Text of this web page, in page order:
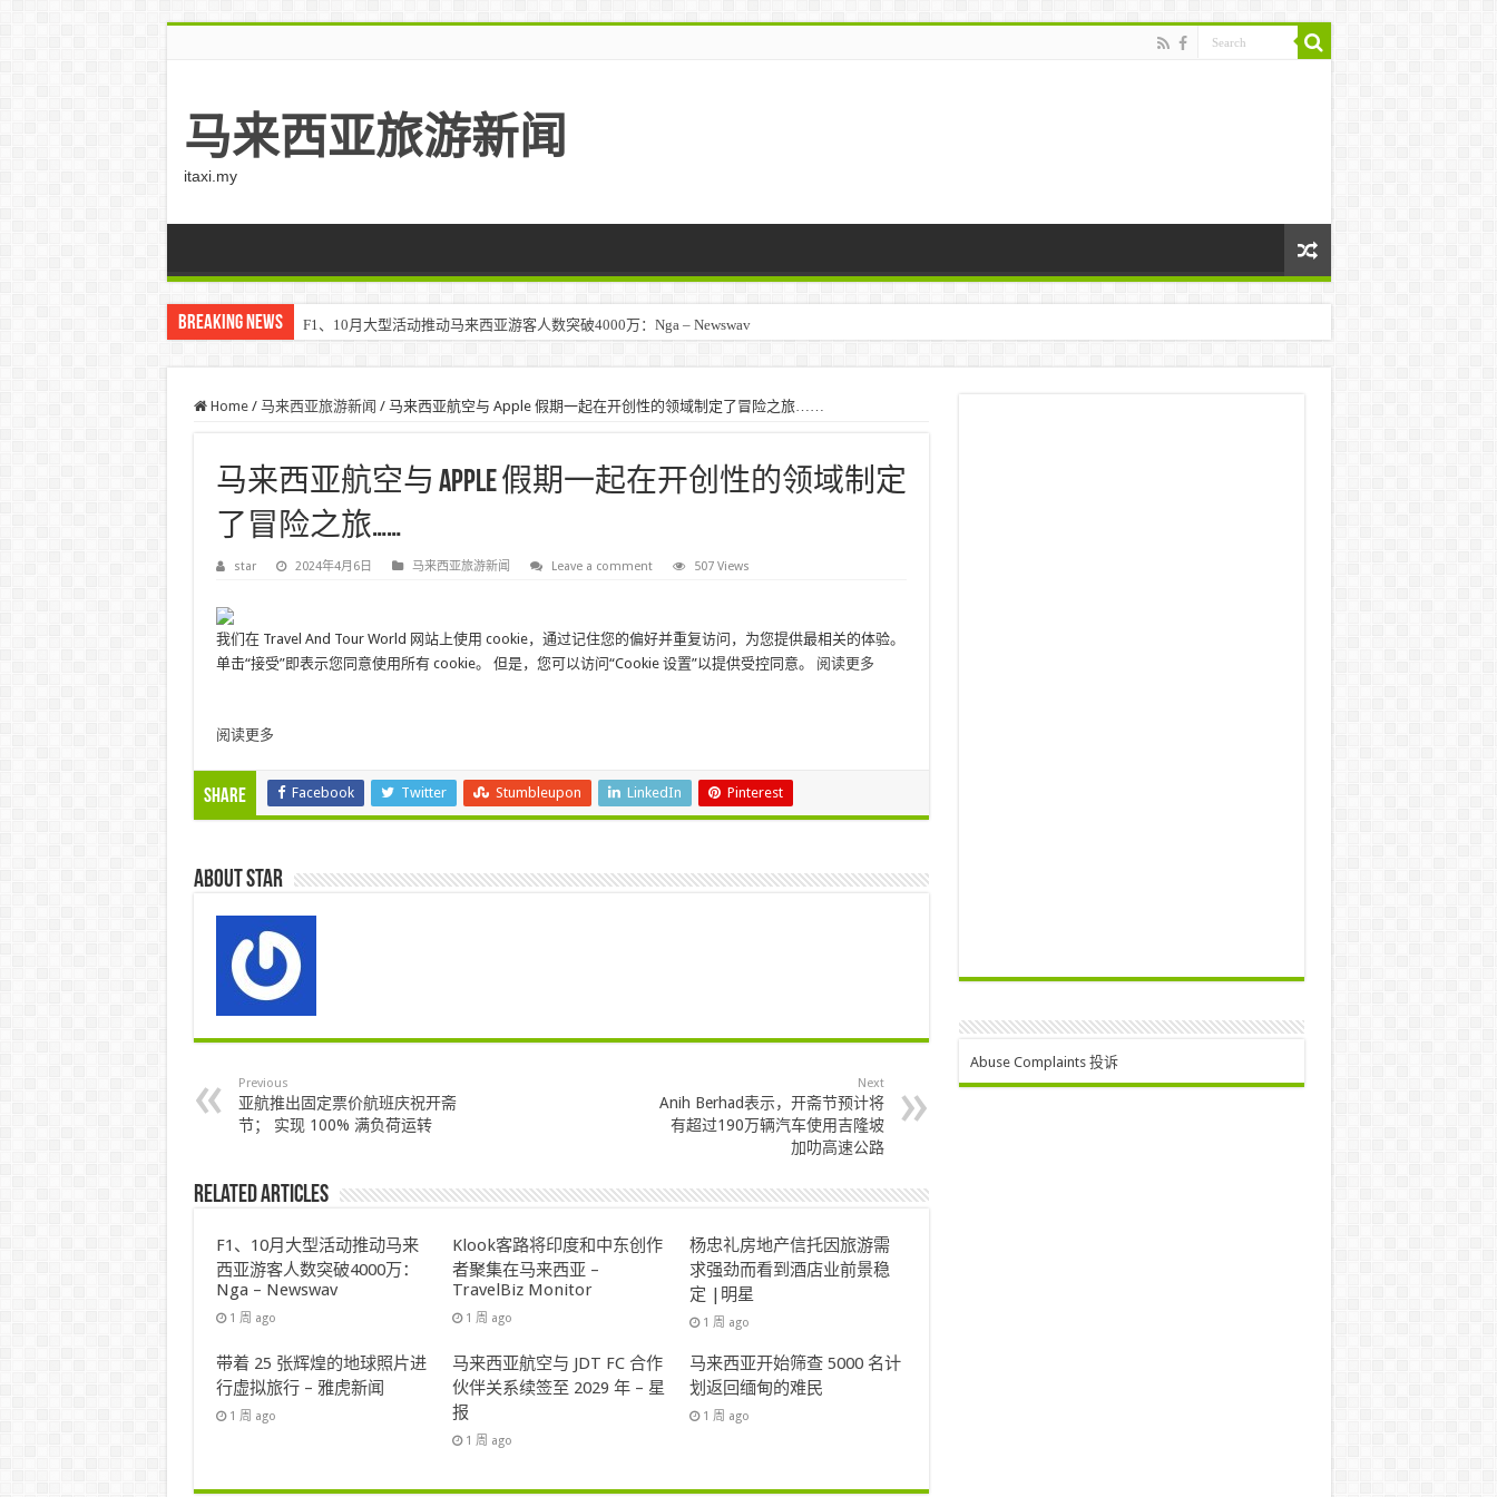
马来西亚旅游新闻
itaxi.my
Breaking News F1、10月大型活动推动马来西亚游客人数突破4000万：Nga – Newswav
Home / 马来西亚旅游新闻 / 马来西亚航空与 Apple 假期一起在开创性的领域制定了冒险之旅……
马来西亚航空与 Apple 假期一起在开创性的领域制定
了冒险之旅……
star 2024年4月6日 马来西亚旅游新闻 Leave a comment 507 Views
我们在 Travel And Tour World 网站上使用 cookie，通过记住您的偏好并重复访问，为您提供最相关的体验。
单击“接受”即表示您同意使用所有 cookie。 但是，您可以访问“Cookie 设置”以提供受控同意。 阅读更多
阅读更多
Share Facebook Twitter Stumbleupon LinkedIn Pinterest
About star
Previous
亚航推出固定票价航班庆祝开斋
节； 实现 100% 满负荷运转
Next
Anih Berhad表示，开斋节预计将
有超过190万辆汽车使用吉隆坡
加叻高速公路
Related Articles
F1、10月大型活动推动马来
西亚游客人数突破4000万：
Nga – Newswav
1 周 ago
Klook客路将印度和中东创作
者聚集在马来西亚 –
TravelBiz Monitor
1 周 ago
杨忠礼房地产信托因旅游需
求强劲而看到酒店业前景稳
定 |明星
1 周 ago
带着 25 张辉煌的地球照片进
行虚拟旅行 – 雅虎新闻
1 周 ago
马来西亚航空与 JDT FC 合作
伙伴关系续签至 2029 年 – 星
报
1 周 ago
马来西亚开始筛查 5000 名计
划返回缅甸的难民
1 周 ago
Abuse Complaints 投诉